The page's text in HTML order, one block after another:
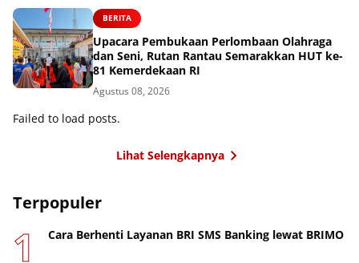
BERITA
Upacara Pembukaan Perlombaan Olahraga
dan Seni, Rutan Rantau Semarakkan HUT ke-
81 Kemerdekaan RI
Agustus 08, 2026
Failed to load posts.
Lihat Selengkapnya
Terpopuler
Cara Berhenti Layanan BRI SMS Banking lewat BRIMO